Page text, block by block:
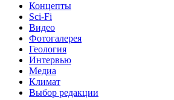
Концепты
Sci-Fi
Видео
Фотогалерея
Геология
Интервью
Медиа
Климат
Выбор редакции